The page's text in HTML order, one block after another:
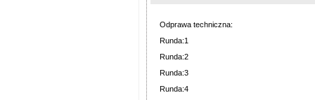
Odprawa techniczna:
Runda:1
Runda:2
Runda:3
Runda:4